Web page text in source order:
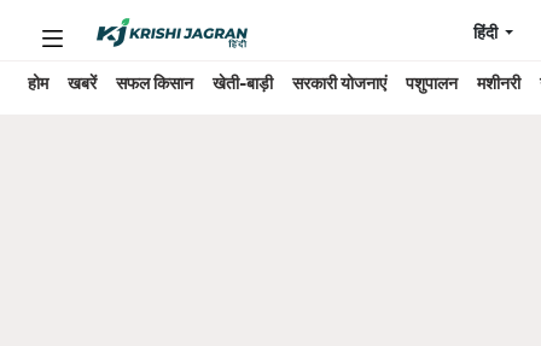
होम खबरें सफल किसान खेती-बाड़ी सरकारी योजनाएं पशुपालन मशीनरी
हिंदी